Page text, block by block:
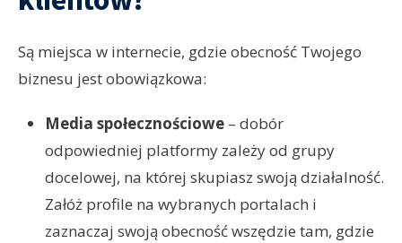
Są miejsca w internecie, gdzie obecność Twojego
biznesu jest obowiązkowa:
Media społecznościowe – dobór
odpowiedniej platformy zależy od grupy
docelowej, na której skupiasz swoją działalność.
Załóż profile na wybranych portalach i
zaznaczaj swoją obecność wszędzie tam, gdzie